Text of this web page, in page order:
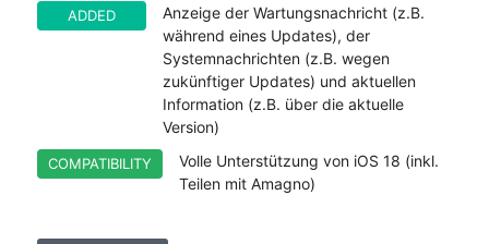
ADDED
Anzeige der Wartungsnachricht (z.B.
während eines Updates), der
Systemnachrichten (z.B. wegen
zukünftiger Updates) und aktuellen
Information (z.B. über die aktuelle
Version)
COMPATIBILITY
Volle Unterstützung von iOS 18 (inkl.
Teilen mit Amagno)